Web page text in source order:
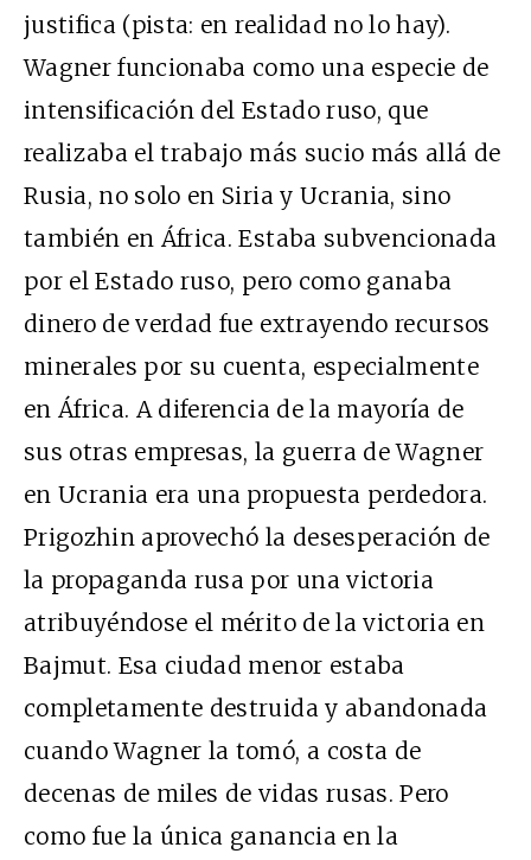
justifica (pista: en realidad no lo hay).
Wagner funcionaba como una especie de
intensificación del Estado ruso, que
realizaba el trabajo más sucio más allá de
Rusia, no solo en Siria y Ucrania, sino
también en África. Estaba subvencionada
por el Estado ruso, pero como ganaba
dinero de verdad fue extrayendo recursos
minerales por su cuenta, especialmente
en África. A diferencia de la mayoría de
sus otras empresas, la guerra de Wagner
en Ucrania era una propuesta perdedora.
Prigozhin aprovechó la desesperación de
la propaganda rusa por una victoria
atribuyéndose el mérito de la victoria en
Bajmut. Esa ciudad menor estaba
completamente destruida y abandonada
cuando Wagner la tomó, a costa de
decenas de miles de vidas rusas. Pero
como fue la única ganancia en la